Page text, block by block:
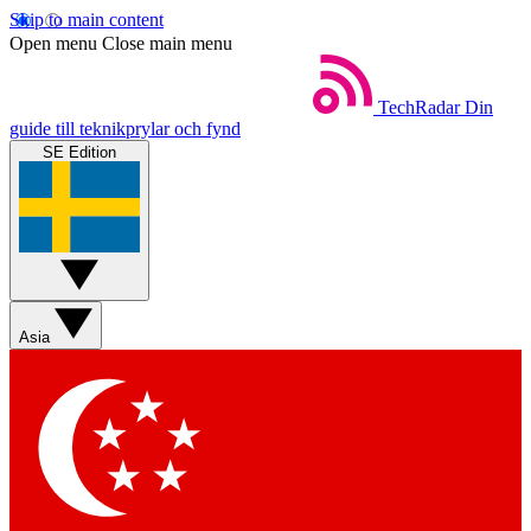
Skip to main content
Open menu Close main menu
TechRadar Din
guide till teknikprylar och fynd
SE Edition
Asia